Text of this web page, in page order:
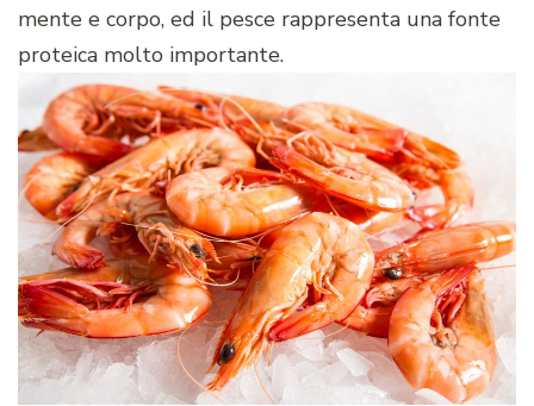
mente e corpo, ed il pesce rappresenta una fonte
proteica molto importante.